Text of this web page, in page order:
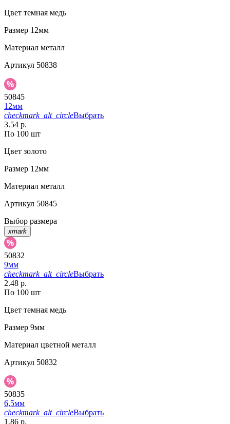
Цвет темная медь
Размер 12мм
Материал металл
Артикул 50838
50845
12мм
checkmark_alt_circleВыбрать
3.54 р.
По 100 шт
Цвет золото
Размер 12мм
Материал металл
Артикул 50845
Выбор размера
xmark
50832
9мм
checkmark_alt_circleВыбрать
2.48 р.
По 100 шт
Цвет темная медь
Размер 9мм
Материал цветной металл
Артикул 50832
50835
6,5мм
checkmark_alt_circleВыбрать
1.86 р.